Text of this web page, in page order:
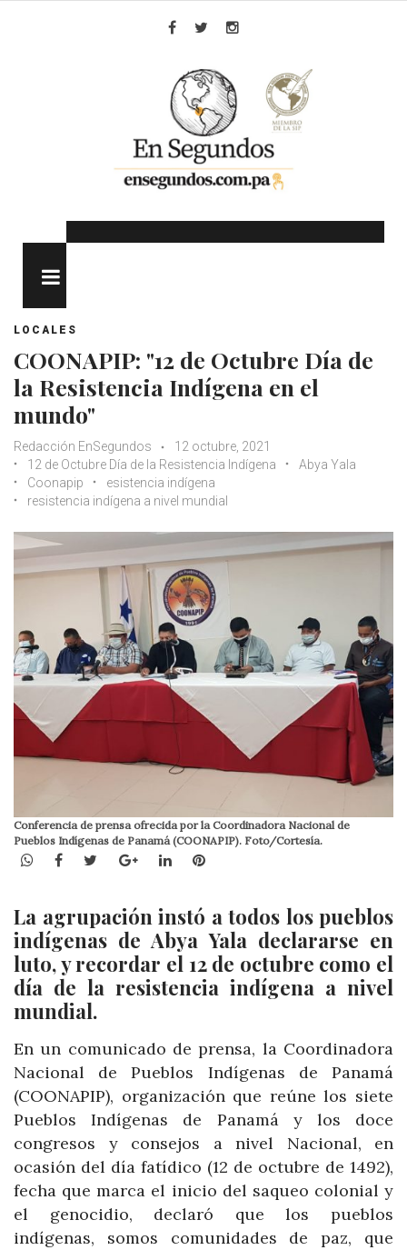
LOCALES
COONAPIP: "12 de Octubre Día de
la Resistencia Indígena en el
mundo"
Redacción EnSegundos
12 octubre, 2021
12 de Octubre Día de la Resistencia Indígena
Abya Yala
Coonapip
esistencia indígena
resistencia indígena a nivel mundial
Conferencia de prensa ofrecida por la Coordinadora Nacional de
Pueblos Indígenas de Panamá (COONAPIP). Foto/Cortesía.
WhatsApp
Facebook
TwitterGoogle+LinkedInPinterest
La agrupación instó a todos los pueblos
indígenas de Abya Yala declararse en
luto, y recordar el 12 de octubre como el
día de la resistencia indígena a nivel
mundial.
En un comunicado de prensa, la Coordinadora
Nacional de Pueblos Indígenas de Panamá
(COONAPIP), organización que reúne los siete
Pueblos Indígenas de Panamá y los doce
congresos y consejos a nivel Nacional, en
ocasión del día fatídico (12 de octubre de 1492),
fecha que marca el inicio del saqueo colonial y
el genocidio, declaró que los pueblos
indígenas, somos comunidades de paz, que